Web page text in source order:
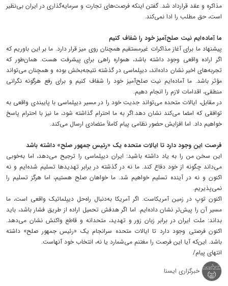
مذاکره و عقد قرارداد شد. گفتن اینکه فرصت‌های تجارت و سرمایه‌گذاری در ایران بی‌نظیر
است، حق مطلب را ادا نمی‌کند.
ما آماده‌ایم نیت صلح‌آمیز خود را شفاف کنیم
پیشنهاد ما برای آغاز مذاکرات غیرمستقیم همچنان روی میز قرار دارد. ما بر این باوریم که
اگر اراده‌ واقعی وجود داشته باشد، همواره راهی برای پیشرفت هست. همان‌طور که
تجربه‌های اخیر نشان داده‌اند، دیپلماسی در گذشته نتیجه‌بخش بوده و همچنان می‌تواند
مؤثر باشد. ما آماده‌ایم نیت صلح‌آمیز خود را شفاف کنیم و برای رفع هرگونه نگرانی
منطقی، اقدامات لازم را انجام دهیم.
در مقابل، ایالات متحده می‌تواند جدیت خود را در مسیر دیپلماسی با پایبندی واقعی به
توافقی که امضا می‌کند نشان دهد.اگر به ما احترام گذاشته شود، ما نیز با احترام پاسخ
خواهیم داد. اما افزایش حضور نظامی پیام کاملاً متضادی ارسال می‌کند.
فرصت این وجود دارد تا ایالات متحده یک «رئیس جمهور صلح» داشته باشد
این سخن من را به یاد داشته باشید: ایران دیپلماسی را ترجیح می‌دهد، اما به‌خوبی
می‌داند چگونه از خود دفاع کند. ما نه در گذشته در برابر تهدیدها تسلیم شده‌ایم و نه
اکنون و نه در آینده تسلیم خواهیم شد. ما خواهان صلح هستیم، اما هرگز تسلیم را
نمی‌پذیریم.
اکنون توپ در زمین آمریکاست. اگر آمریکا به‌دنبال راه‌حل دیپلماتیک واقعی است، ما
مسیر آن را پیش‌تر نشان داده‌ایم. اما اگر هدفش تحمیل اراده از طریق فشار باشد، باید
بداند: ملت ایران در برابر زبان زور و تهدید، متحدانه و قاطع واکنش نشان می‌دهد.
اکنون فرصتی وجود دارد تا ایالات متحده سرانجام یک «رئیس جمهور صلح» داشته
باشد. این‌که آیا این فرصت را مغتنم می‌شمارد یا نه، انتخاب خود آنهاست.
انتهای پیام/
خبرگزاری ایسنا